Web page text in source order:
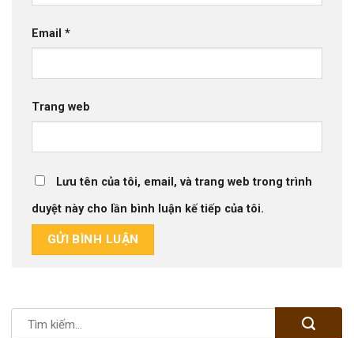
Email *
Trang web
Lưu tên của tôi, email, và trang web trong trình
duyệt này cho lần bình luận kế tiếp của tôi.